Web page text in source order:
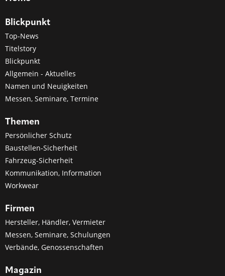
Blickpunkt
Top-News
Titelstory
Blickpunkt
Allgemein - Aktuelles
Namen und Neuigkeiten
Messen, Seminare, Termine
Themen
Persönlicher Schutz
Baustellen-Sicherheit
Fahrzeug-Sicherheit
Kommunikation, Information
Workwear
Firmen
Hersteller, Händler, Vermieter
Messen, Seminare, Schulungen
Verbände, Genossenschaften
Magazin